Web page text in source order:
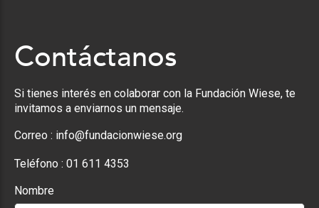
Contáctanos
Si tienes interés en colaborar con la Fundación Wiese, te
invitamos a enviarnos un mensaje.
Correo : info@fundacionwiese.org
Teléfono : 01 611 4353
Nombre